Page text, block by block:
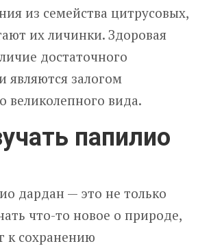
из семейства цитрусовых,
их личинки. Здоровая
достаточного
являются залогом
великолепного вида.
папилио
дардан — это не только
что-то новое о природе,
к сохранению